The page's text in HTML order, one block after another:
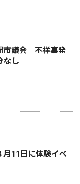
市議会 不祥事発
なし
月11日に体験イベ